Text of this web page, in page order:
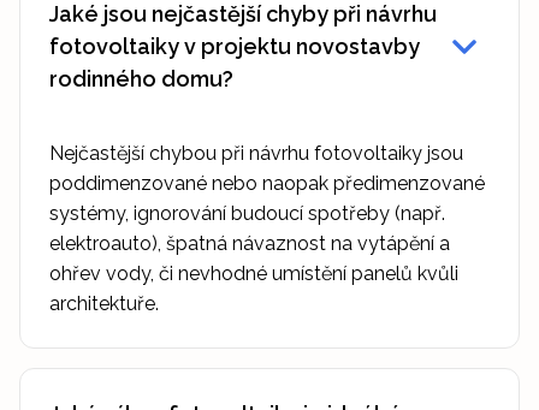
Jaké jsou nejčastější chyby při návrhu
fotovoltaiky v projektu novostavby
rodinného domu?
Nejčastější chybou při návrhu fotovoltaiky jsou
poddimenzované nebo naopak předimenzované
systémy, ignorování budoucí spotřeby (např.
elektroauto), špatná návaznost na vytápění a
ohřev vody, či nevhodné umístění panelů kvůli
architektuře.